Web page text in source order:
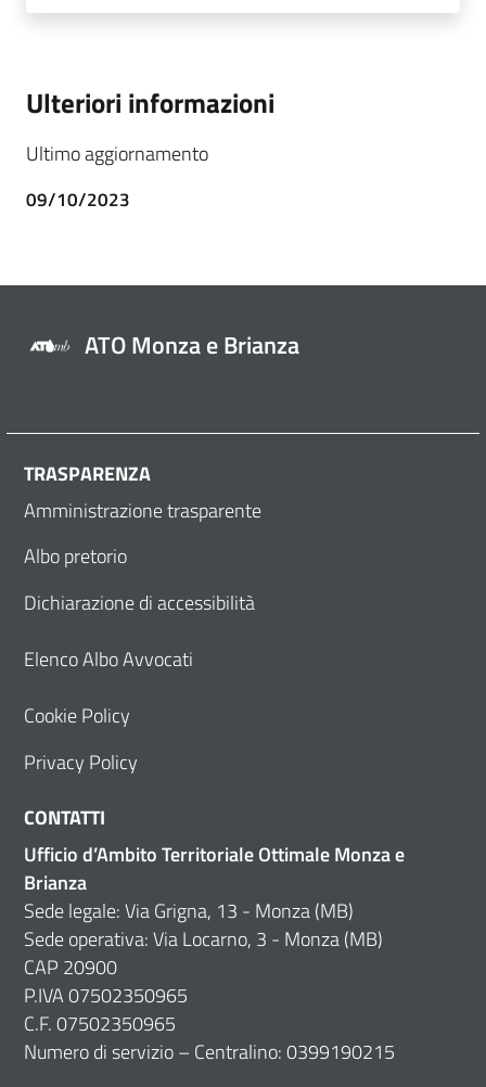
Ulteriori informazioni
Ultimo aggiornamento
09/10/2023
ATO Monza e Brianza
TRASPARENZA
Amministrazione trasparente
Albo pretorio
Dichiarazione di accessibilità
Elenco Albo Avvocati
Cookie Policy
Privacy Policy
CONTATTI
Ufficio d’Ambito Territoriale Ottimale Monza e
Brianza
Sede legale: Via Grigna, 13 - Monza (MB)
Sede operativa: Via Locarno, 3 - Monza (MB)
CAP 20900
P.IVA 07502350965
C.F. 07502350965
Numero di servizio – Centralino: 0399190215